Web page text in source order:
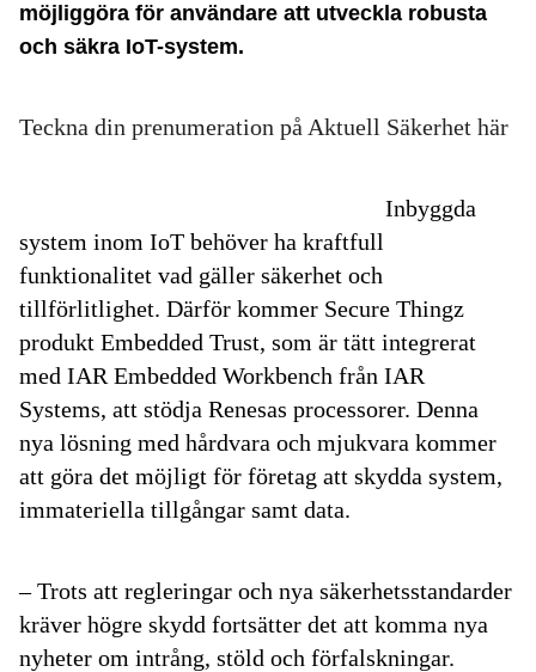
möjliggöra för användare att utveckla robusta
och säkra IoT-system.
Teckna din prenumeration på Aktuell Säkerhet här
Inbyggda
system inom IoT behöver ha kraftfull
funktionalitet vad gäller säkerhet och
tillförlitlighet. Därför kommer Secure Thingz
produkt Embedded Trust, som är tätt integrerat
med IAR Embedded Workbench från IAR
Systems, att stödja Renesas processorer. Denna
nya lösning med hårdvara och mjukvara kommer
att göra det möjligt för företag att skydda system,
immateriella tillgångar samt data.
– Trots att regleringar och nya säkerhetsstandarder
kräver högre skydd fortsätter det att komma nya
nyheter om intrång, stöld och förfalskningar.